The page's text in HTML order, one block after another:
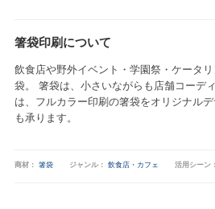
箸袋印刷について
飲食店や野外イベント・学園祭・ケータ
袋。 箸袋は、小さいながらも店舗コーデ
は、フルカラー印刷の箸袋をオリジナル
も承ります。
商材： 箸袋 ジャンル： 飲食店・カフェ 活用シーン：